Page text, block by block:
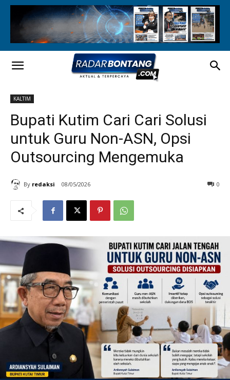
KALTIM
Bupati Kutim Cari Cari Solusi
untuk Guru Non-ASN, Opsi
Outsourcing Mengemuka
By redaksi 08/05/2026 0